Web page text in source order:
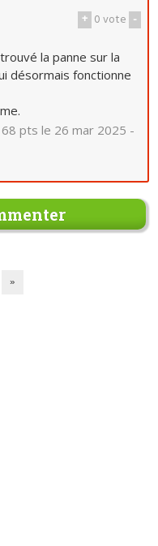
+ 0vote -
la panne sur la
désormais fonctionne
ptsle 26 mar 2025 -
»